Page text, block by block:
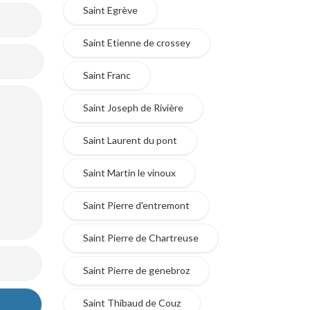
Saint Egrève
Saint Etienne de crossey
Saint Franc
Saint Joseph de Rivière
Saint Laurent du pont
Saint Martin le vinoux
Saint Pierre d'entremont
Saint Pierre de Chartreuse
Saint Pierre de genebroz
Saint Thibaud de Couz